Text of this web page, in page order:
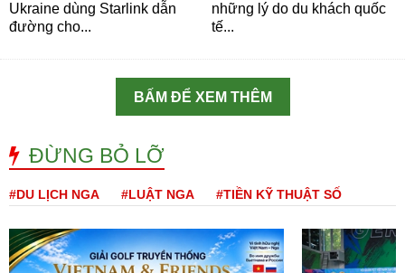
Ukraine dùng Starlink dẫn
đường cho...
những lý do du khách quốc
tế...
BẤM ĐỂ XEM THÊM
ĐỪNG BỎ LỠ
#DU LỊCH NGA #LUẬT NGA #TIỀN KỸ THUẬT SỐ